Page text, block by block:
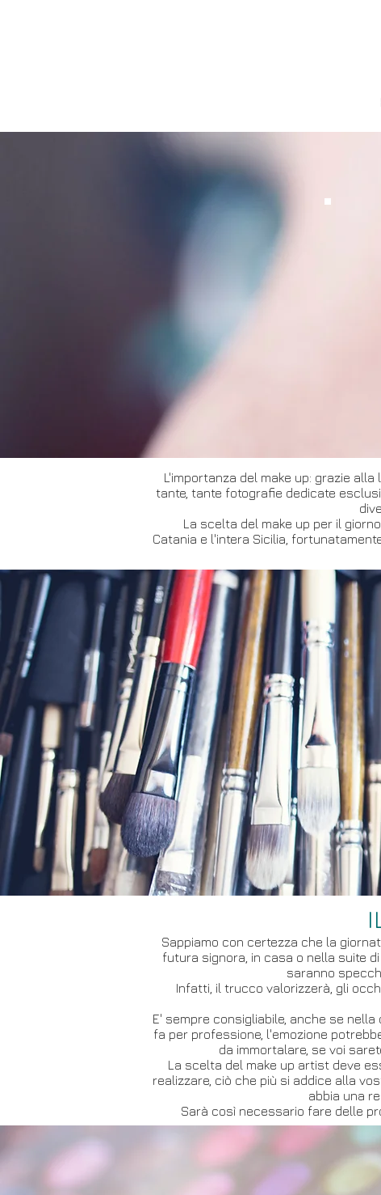
L'importanza del make up: grazie
tante, tante fotografie dedicate
La scelta del make up per il
Catania e l'intera Sicilia,
Sappiamo con certezza che la
futura signora, in casa o nella suite
saranno
Infatti, il trucco valorizzerà, gli
E' sempre consigliabile, anche se
fa per professione, l'emozione
da immortalare, se voi
La scelta del make up artist deve
realizzare, ciò che più si addice alla
abbia una
Sarà così necessario fare delle